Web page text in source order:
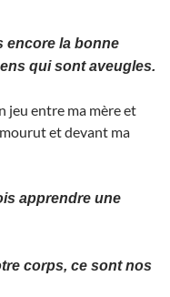
encore la bonne
qui sont aveugles.
jeu entre ma mère et
et devant ma
apprendre une
corps, ce sont nos